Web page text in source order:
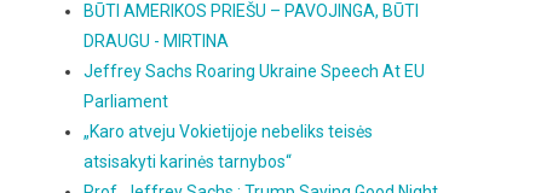
BŪTI AMERIKOS PRIEŠU – PAVOJINGA, BŪTI
DRAUGU - MIRTINA
Jeffrey Sachs Roaring Ukraine Speech At EU
Parliament
„Karo atveju Vokietijoje nebeliks teisės
atsisakyti karinės tarnybos“